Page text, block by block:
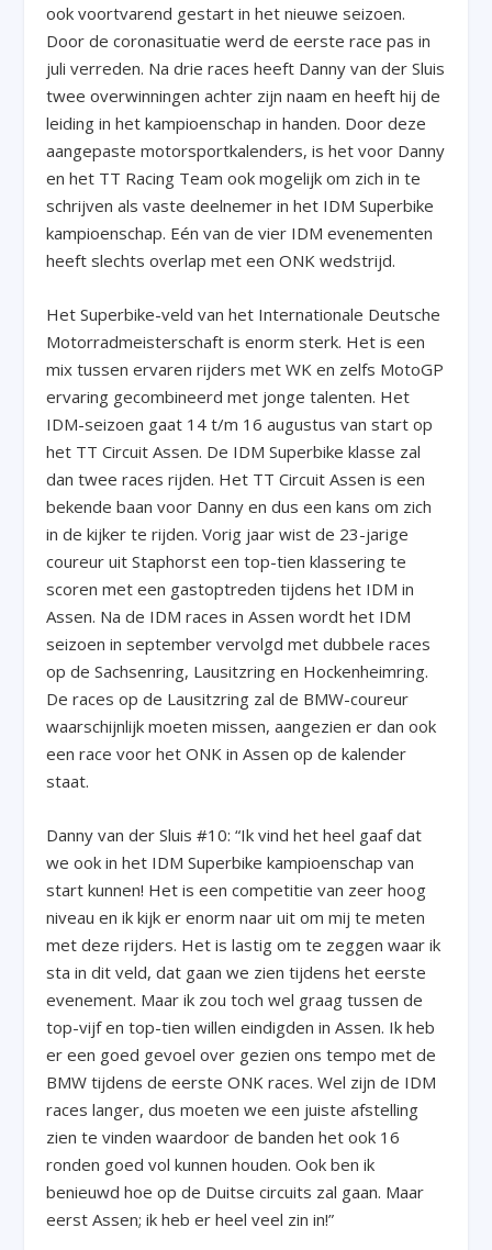
ook voortvarend gestart in het nieuwe seizoen.
Door de coronasituatie werd de eerste race pas in
juli verreden. Na drie races heeft Danny van der Sluis
twee overwinningen achter zijn naam en heeft hij de
leiding in het kampioenschap in handen. Door deze
aangepaste motorsportkalenders, is het voor Danny
en het TT Racing Team ook mogelijk om zich in te
schrijven als vaste deelnemer in het IDM Superbike
kampioenschap. Eén van de vier IDM evenementen
heeft slechts overlap met een ONK wedstrijd.
Het Superbike-veld van het Internationale Deutsche
Motorradmeisterschaft is enorm sterk. Het is een
mix tussen ervaren rijders met WK en zelfs MotoGP
ervaring gecombineerd met jonge talenten. Het
IDM-seizoen gaat 14 t/m 16 augustus van start op
het TT Circuit Assen. De IDM Superbike klasse zal
dan twee races rijden. Het TT Circuit Assen is een
bekende baan voor Danny en dus een kans om zich
in de kijker te rijden. Vorig jaar wist de 23-jarige
coureur uit Staphorst een top-tien klassering te
scoren met een gastoptreden tijdens het IDM in
Assen. Na de IDM races in Assen wordt het IDM
seizoen in september vervolgd met dubbele races
op de Sachsenring, Lausitzring en Hockenheimring.
De races op de Lausitzring zal de BMW-coureur
waarschijnlijk moeten missen, aangezien er dan ook
een race voor het ONK in Assen op de kalender
staat.
Danny van der Sluis #10: “Ik vind het heel gaaf dat
we ook in het IDM Superbike kampioenschap van
start kunnen! Het is een competitie van zeer hoog
niveau en ik kijk er enorm naar uit om mij te meten
met deze rijders. Het is lastig om te zeggen waar ik
sta in dit veld, dat gaan we zien tijdens het eerste
evenement. Maar ik zou toch wel graag tussen de
top-vijf en top-tien willen eindigden in Assen. Ik heb
er een goed gevoel over gezien ons tempo met de
BMW tijdens de eerste ONK races. Wel zijn de IDM
races langer, dus moeten we een juiste afstelling
zien te vinden waardoor de banden het ook 16
ronden goed vol kunnen houden. Ook ben ik
benieuwd hoe op de Duitse circuits zal gaan. Maar
eerst Assen; ik heb er heel veel zin in!”